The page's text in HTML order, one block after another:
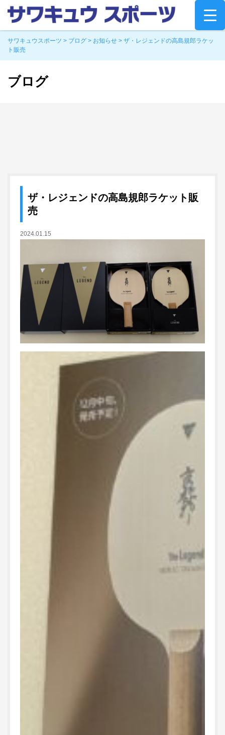
Skip
content
サワキュウスポーツ > ブログ > お知らせ > ザ・レジェンドの高島規郎ラケッ
ト販売
ブログ
ザ・レジェンドの高島規郎ラケット販
売
2024.01.15